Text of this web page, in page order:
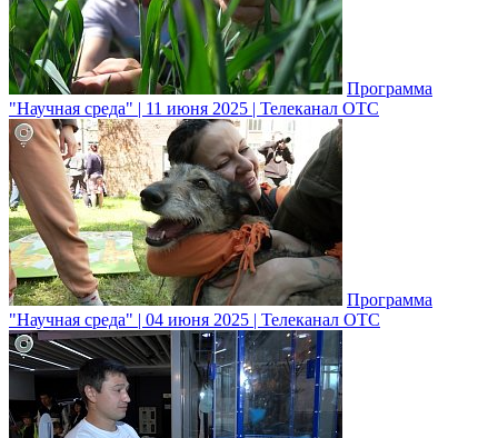
Программа
"Научная среда" | 11 июня 2025 | Телеканал ОТС
Программа
"Научная среда" | 04 июня 2025 | Телеканал ОТС